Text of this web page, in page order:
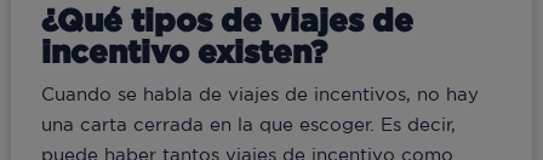
¿Qué tipos de viajes de
incentivo existen?
Cuando se habla de viajes de incentivos, no hay
una carta cerrada en la que escoger. Es decir,
puede haber tantos viajes de incentivo como